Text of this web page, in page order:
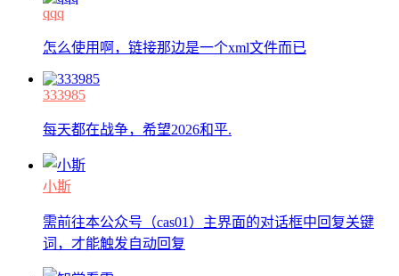
qqq
怎么使用啊，链接那边是一个xml文件而已
333985
每天都在战争，希望2026和平.
小斯
需前往本公众号（cas01）主界面的对话框中回复关键
词，才能触发自动回复